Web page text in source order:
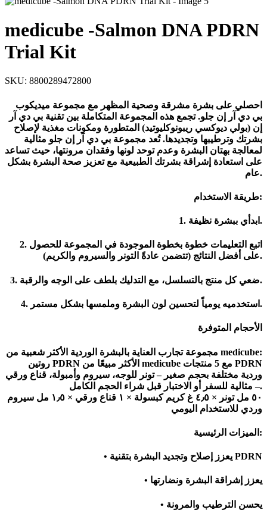
medicube -Salmon DNA PDRN
Trial Kit
SKU: 8800289472800
حصلي على بشرة مشرقة وصحية المظهر مع مجموعة ميديكوب
بي دي آر إن جلو. تجمع هذه المجموعة المتكاملة بين تقنية بي دي آر
إن (بولي ديوكسي ريبونوكليوتيد) المتطورة ومكونات مغذية لإصلاح
بشرتك وترطيبها وتجديدها. تُعد مجموعة بي دي آر إن جلو مثالية
لمعالجة بهتان البشرة وعدم توحد لونها وفقدان مرونتها، حيث تساعد
على استعادة إشراقة بشرتك الطبيعية مع تعزيز صحة البشرة بشكل
عام.
طريقة الاستخدام:
1. ابدأي ببشرة نظيفة.
2. اتبع التعليمات خطوة بخطوة الموجودة في المجموعة للحصول
على أفضل النتائج (تتضمن عادةً التونر والسيروم والكريم).
3. ضعي كل منتج بالتسلسل، مع التدليك بلطف على الوجه والرقبة.
4. استخدميه يومياً لتحسين لون البشرة وملمسها بشكل مستمر.
الأحجام المتوفرة
مجموعة تجارب العناية بالبشرة الوردية الأكثر شعبية من medicube:
روتين PDRN الأكثر مبيعًا من medicube مع 5 منتجات PDRN
وردية مختلفة بحجم صغير – تونر للوجه، سيروم وأمبولة، قناع ورقي
– مثالية للسفر أو الاختبار قبل شراء الحجم الكامل.
٥٠ مل تونر × ٤٫٥ غ كريم كبسولة × ١ قناع ورقي × ١٫٥ مل سيروم
وردي للاستخدام اليومي
الميزات الرئيسية:
• يعزز إصلاح وتجديد البشرة بتقنية PDRN
• يعزز إشراقة البشرة ونضارتها
• يحسن الترطيب والمرونة